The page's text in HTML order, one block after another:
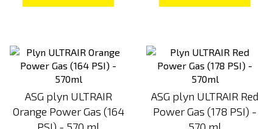
ASG plyn ULTRAIR
Orange Power Gas (164
ASG plyn ULTRAIR Red
Power Gas (178 PSI) -